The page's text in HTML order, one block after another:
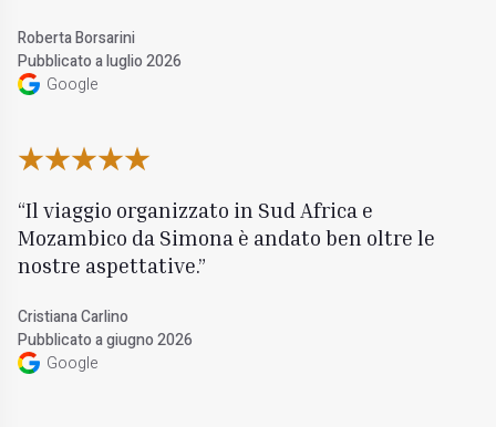
Roberta Borsarini
Pubblicato a luglio 2026
Google
Il viaggio organizzato in Sud Africa e
Mozambico da Simona è andato ben oltre le
nostre aspettative.
Cristiana Carlino
Pubblicato a giugno 2026
Google